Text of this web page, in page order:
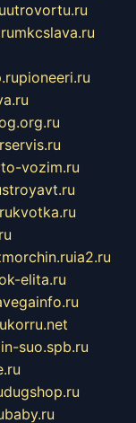
utrovortu.ru
mkcslava.ru
pioneeri.ru
vozim.ru
stroyavt.ru
kvotka.ru
ia2.ru
elita.ru
korru.net
suo.spb.ru
dugshop.ru